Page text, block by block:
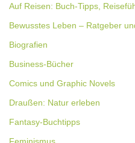
Auf Reisen: Buch-Tipps,
Bewusstes Leben – Ratgeber
Biografien
Business-Bücher
Comics und Graphic Novels
Draußen: Natur erleben
Fantasy-Buchtipps